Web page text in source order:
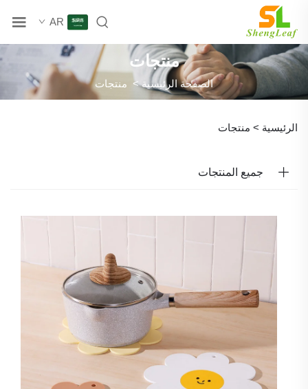
AR
منتجات
الصفحة الرئيسية> منتجات
الرئيسية > منتجات
جميع المنتجات